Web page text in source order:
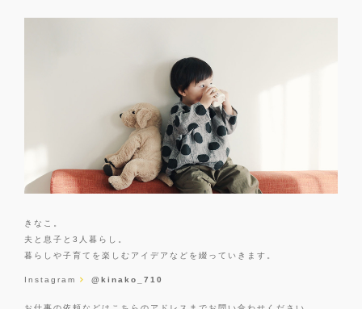
きなこ。
夫と息子と3人暮らし。
暮らしや子育てを楽しむアイデアなどを綴っていきます。
Instagram @kinako_710